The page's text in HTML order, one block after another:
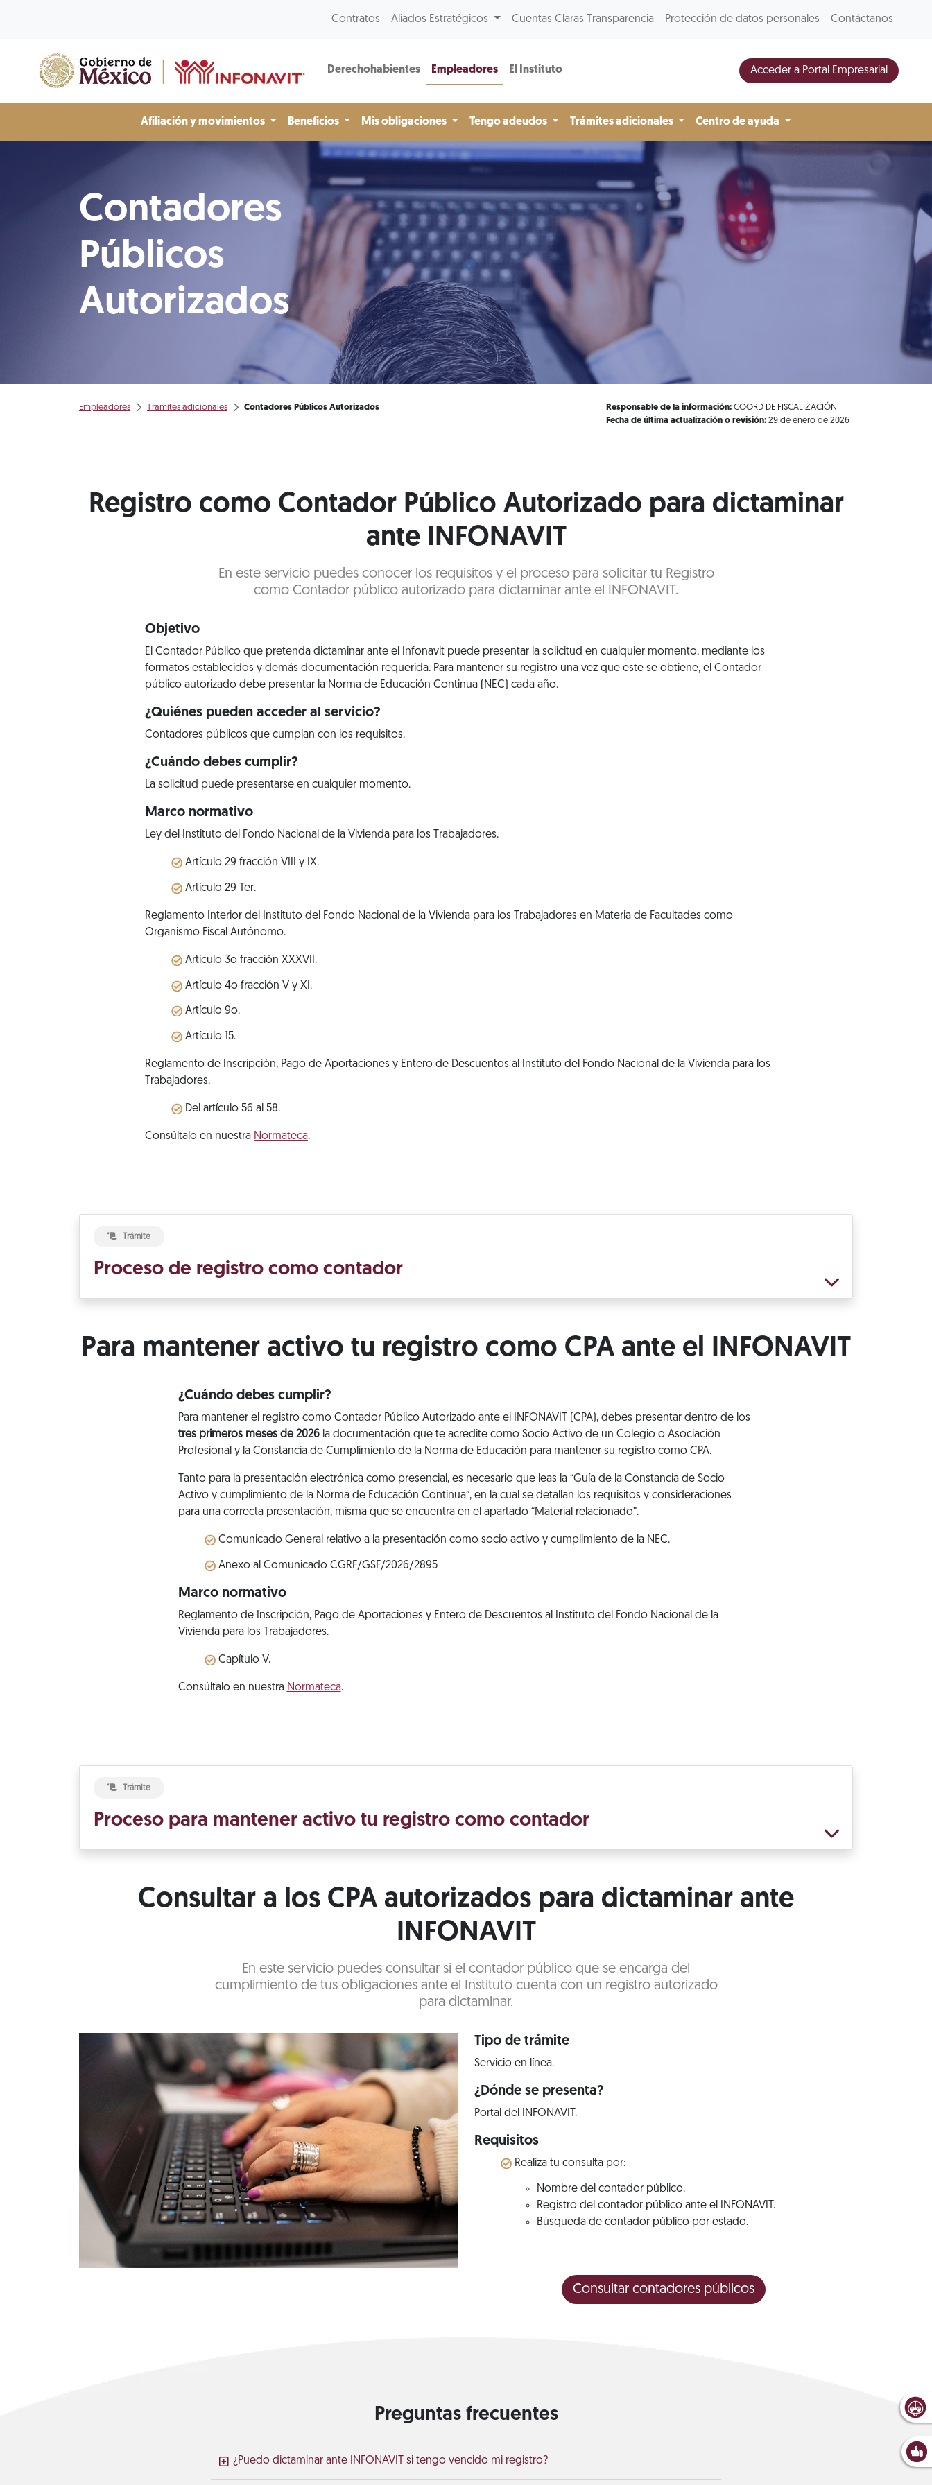
Contratos Aliados Estratégicos Cuentas Claras Transparencia Protección de datos personales Contáctanos
Derechohabientes Empleadores El Instituto Acceder a Portal Empresarial
Afiliación y movimientos Beneficios Mis obligaciones Tengo adeudos Trámites adicionales Centro de ayuda
Contadores
Públicos
Autorizados
Empleadores Trámites adicionales Contadores Públicos Autorizados Responsable de la información: COORD DE FISCALIZACIÓN
Fecha de última actualización o revisión: 29 de enero de 2026
Registro como Contador Público Autorizado para dictaminar
ante INFONAVIT
En este servicio puedes conocer los requisitos y el proceso para solicitar tu Registro
como Contador público autorizado para dictaminar ante el INFONAVIT.
Objetivo
El Contador Público que pretenda dictaminar ante el Infonavit puede presentar la solicitud en cualquier momento, mediante los
formatos establecidos y demás documentación requerida. Para mantener su registro una vez que este se obtiene, el Contador
público autorizado debe presentar la Norma de Educación Continua (NEC) cada año.
¿Quiénes pueden acceder al servicio?
Contadores públicos que cumplan con los requisitos.
¿Cuándo debes cumplir?
La solicitud puede presentarse en cualquier momento.
Marco normativo
Ley del Instituto del Fondo Nacional de la Vivienda para los Trabajadores.
Artículo 29 fracción VIII y IX.
Artículo 29 Ter.
Reglamento Interior del Instituto del Fondo Nacional de la Vivienda para los Trabajadores en Materia de Facultades como
Organismo Fiscal Autónomo.
Artículo 3o fracción XXXVII.
Artículo 4o fracción V y XI.
Artículo 9o.
Artículo 15.
Reglamento de Inscripción, Pago de Aportaciones y Entero de Descuentos al Instituto del Fondo Nacional de la Vivienda para los
Trabajadores.
Del artículo 56 al 58.
Consúltalo en nuestra Normateca.
Trámite
Proceso de registro como contador
Para mantener activo tu registro como CPA ante el INFONAVIT
¿Cuándo debes cumplir?
Para mantener el registro como Contador Público Autorizado ante el INFONAVIT (CPA), debes presentar dentro de los
tres primeros meses de 2026la documentación que te acredite como Socio Activo de un Colegio o Asociación
Profesional y la Constancia de Cumplimiento de la Norma de Educación para mantener su registro como CPA.
Tanto para la presentación electrónica como presencial, es necesario que leas la “Guía de la Constancia de Socio
Activo y cumplimiento de la Norma de Educación Continua”, en la cual se detallan los requisitos y consideraciones
para una correcta presentación, misma que se encuentra en el apartado “Material relacionado”.
Comunicado General relativo a la presentación como socio activo y cumplimiento de la NEC.
Anexo al Comunicado CGRF/GSF/2026/2895
Marco normativo
Reglamento de Inscripción, Pago de Aportaciones y Entero de Descuentos al Instituto del Fondo Nacional de la
Vivienda para los Trabajadores.
Capítulo V.
Consúltalo en nuestra Normateca.
Trámite
Proceso para mantener activo tu registro como contador
Consultar a los CPA autorizados para dictaminar ante
INFONAVIT
En este servicio puedes consultar si el contador público que se encarga del
cumplimiento de tus obligaciones ante el Instituto cuenta con un registro autorizado
para dictaminar.
Tipo de trámite
Servicio en línea.
¿Dónde se presenta?
Portal del INFONAVIT.
Requisitos
Realiza tu consulta por:
Nombre del contador público.
Registro del contador público ante el INFONAVIT.
Búsqueda de contador público por estado.
Consultar contadores públicos
Preguntas frecuentes
¿Puedo dictaminar ante INFONAVIT si tengo vencido mi registro?